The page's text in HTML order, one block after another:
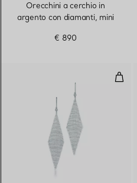
Orecchini a cerchio in
argento con diamanti, mini
€ 890